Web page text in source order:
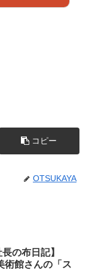
コピー
OTSUKAYA
の布日記】
術館さんの「ス